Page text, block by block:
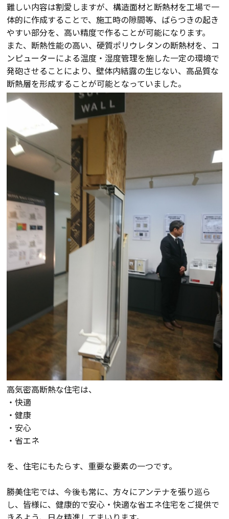
家づくりの資金計画
設計・施工品質管理
検査・アフターメンテナンス
家づくりのスケジュール
よくあるご質問
スタッフブログ ZEH普及目標
プライバシー
ポリシー
シー
サイトマップ
難しい内容は割愛しますが、構造面材と断熱材を工場で一
体的に作成することで、施工時の隙間等、ばらつきの起き
やすい部分を、高い精度で作ることが可能になります。
また、断熱性能の高い、硬質ポリウレタンの断熱材を、コ
ンピューターによる温度・湿度管理を施した一定の環境で
発砲させることにより、壁体内結露の生じない、高品質な
断熱層を形成することが可能となっていました。
高気密高断熱な住宅は、
・快適
・健康
・安心
・省エネ
を、住宅にもたらす、重要な要素の一つです。
勝美住宅では、今後も常に、方々にアンテナを張り巡ら
し、皆様に、健康的で安心・快適な省エネ住宅をご提供で